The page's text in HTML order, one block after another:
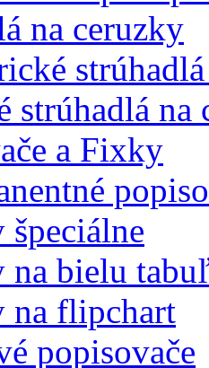
na ceruzky
strúhadlá na
a Fixky
na bielu
na flipchart
popisovače